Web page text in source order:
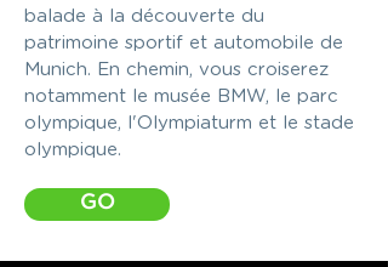
balade à la découverte du
patrimoine sportif et automobile de
Munich. En chemin, vous croiserez
notamment le musée BMW, le parc
olympique, l'Olympiaturm et le stade
olympique.
GO